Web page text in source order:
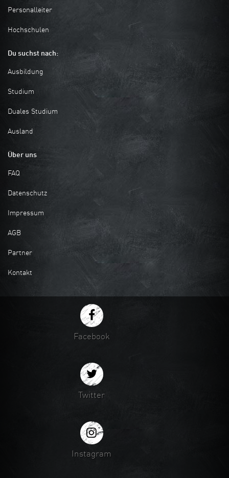
Personalleiter
Hochschulen
Du suchst nach:
Ausbildung
Studium
Duales Studium
Ausland
Über uns
FAQ
Datenschutz
Impressum
AGB
Partner
Kontakt
Facebook
Twitter
Instagram